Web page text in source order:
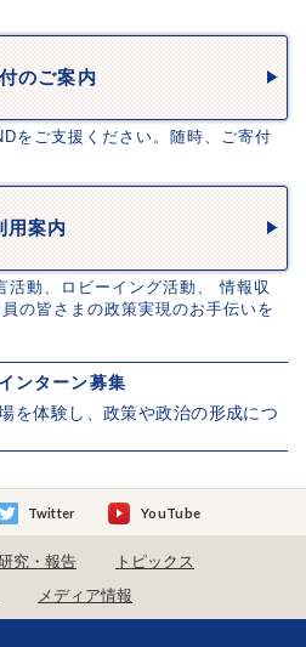
のご案内
をご支援ください。随時、ご寄付
用案内
活動、ロビーイング活動、 情報収
の皆さまの政策実現のお手伝いを
ンターン募集
を体験し、政策や政治の形成につ
Twitter YouTube
究・報告
トピックス
メディア情報